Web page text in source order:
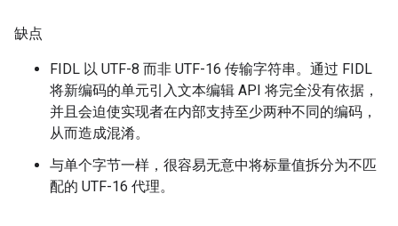
缺点
FIDL 以 UTF-8 而非 UTF-16 传输字符串。通过 FIDL
将新编码的单元引入文本编辑 API 将完全没有依据，
并且会迫使实现者在内部支持至少两种不同的编码，
从而造成混淆。
与单个字节一样，很容易无意中将标量值拆分为不匹
配的 UTF-16 代理。